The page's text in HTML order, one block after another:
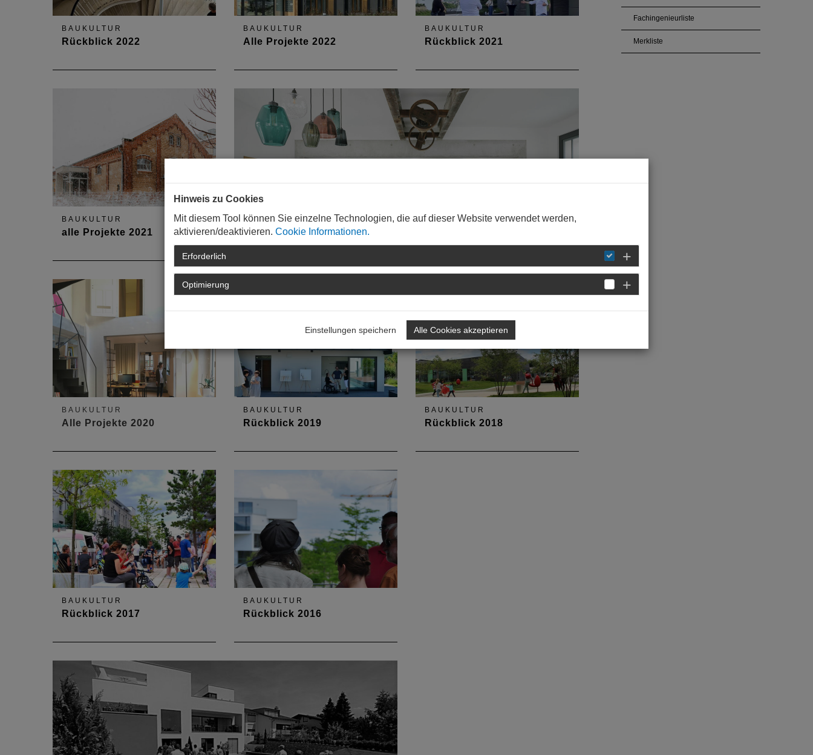
BAUKULTUR
Rückblick 2022
BAUKULTUR
Alle Projekte 2022
BAUKULTUR
Rückblick 2021
Wochenende Tag der Architektur
2021 mit Öffnungen vor Ort.
BAUKULTUR
alle Projekte 2021
Vier Regionen von Nord nach
Süd, von Andernach bis Worms,
zeigen die aktuellen Bautrends.
BAUKULTUR
Virtueller Tag der Architektur 2020
Trotz Pandemie konnte der Tag der Architektur stattfinden, anhand von
BAUKULTUR
Alle Projekte 2020
BAUKULTUR
Rückblick 2019
beim Tag der Architektur.
BAUKULTUR
Rückblick 2018
BAUKULTUR
Rückblick 2017
beim Tag der Architektur in
Rheinland-Pfalz dabei, um mehr
über das Bauen in der Region zu
erfahren.
BAUKULTUR
Rückblick 2016
besuchten 58 Projekte
Fachingenieurliste
Merkliste
Hinweis zu Cookies
Mit diesem Tool können Sie einzelne Technologien, die auf dieser Website verwendet werden,
aktivieren/deaktivieren. Cookie Informationen.
Erforderlich
Optimierung
Einstellungen speichern Alle Cookies akzeptieren